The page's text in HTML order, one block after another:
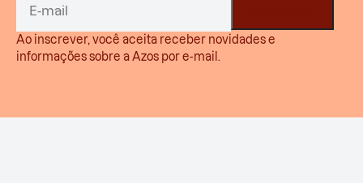
Ao inscrever, você aceita receber novidades e
informações sobre a Azos por e-mail.